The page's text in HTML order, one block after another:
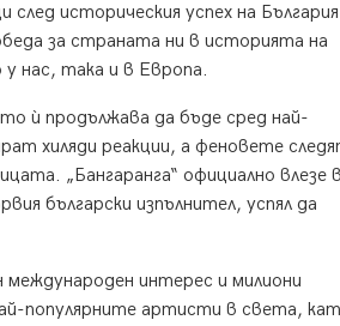
историческия успех на
за страната ни в историята на
нас, така и в Европа.
ѝ продължава да бъде сред най-
хиляди реакции, а феновете
„Бангаранга“ официално влезе в
български изпълнител, успял да
интерес и милиони
популярните артисти в света,